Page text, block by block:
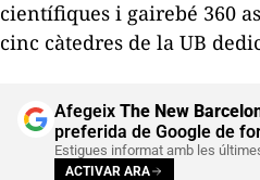
científiques i gairebé 360
cinc càtedres de la UB
Afegeix The New
preferida de Google de
Estigues informat amb les
ACTIVAR ARA